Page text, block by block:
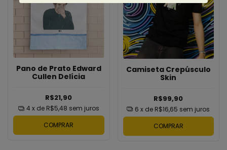
Pano de Prato Edward
Cullen Delícia
R$21,90
4 x de R$5,48 sem juros
COMPRAR
Camiseta Crepúsculo
Skin
R$99,90
6 x de R$16,65 sem juros
COMPRAR